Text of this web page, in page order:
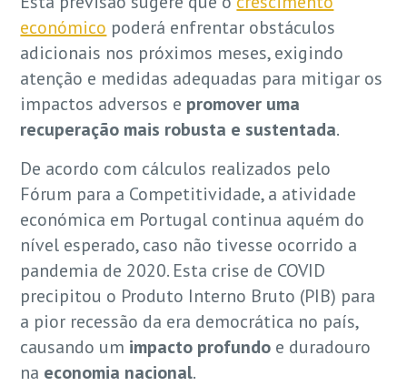
económico poderá enfrentar obstáculos
adicionais nos próximos meses, exigindo
atenção e medidas adequadas para mitigar os
impactos adversos e promover uma
recuperação mais robusta e sustentada.
De acordo com cálculos realizados pelo
Fórum para a Competitividade, a atividade
económica em Portugal continua aquém do
nível esperado, caso não tivesse ocorrido a
pandemia de 2020. Esta crise de COVID
precipitou o Produto Interno Bruto (PIB) para
a pior recessão da era democrática no país,
causando um impacto profundo e duradouro
na economia nacional.